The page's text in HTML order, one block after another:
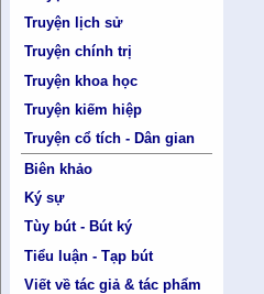
Truyện lịch sử
Truyện chính trị
Truyện khoa học
Truyện kiếm hiệp
Truyện cổ tích - Dân gian
Biên khảo
Ký sự
Tùy bút - Bút ký
Tiểu luận - Tạp bút
Viết về tác giả & tác phẩm